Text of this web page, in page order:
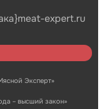
expert.ru
Эксперт»
– высший закон»